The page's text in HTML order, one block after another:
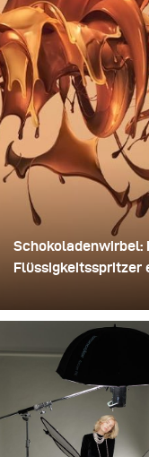
Schokoladenwirbel:
Flüssigkeitsspritzer
günstiger Einweg-
entfernte die
jedes einzelnen
auf einen Bohrer.
rotierende
aufnehmen und